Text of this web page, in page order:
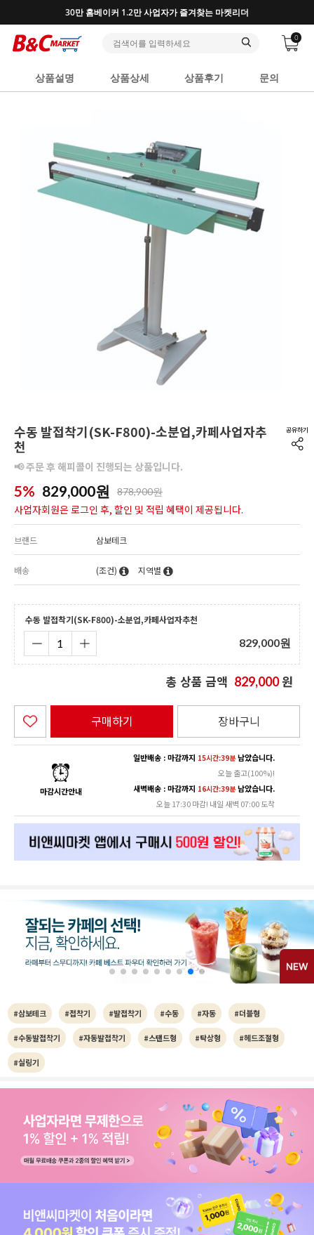
30만 홈베이커 1.2만 사업자가 즐겨찾는 마켓리더
0
상품설명 상품상세 상품후기 문의
수동 발접착기(SK-F800)-소분업,카페사업자추
천
📢 주문 후 해피콜이 진행되는 상품입니다.
5% 829,000원 878,900원
사업자회원은 로그인 후, 할인 및 적립 혜택이 제공됩니다.
브랜드 삼보테크
배송 (조건) 지역별
수동 발접착기(SK-F800)-소분업,카페사업자추천
829,000원
총 상품 금액 829,000원
구매하기 장바구니
마감시간안내
일반배송 : 마감까지 15시간:39분남았습니다.
오늘 출고(100%)!
새벽배송 : 마감까지 16시간:39분남았습니다.
오늘 17:30 마감! 내일 새벽 07:00 도착
#삼보테크 #접착기 #발접착기 #수동 #자동 #더블형
#수동발접착기 #자동발접착기 #스탠드형 #탁상형 #헤드조절형
#실링기